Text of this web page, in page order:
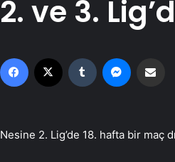
2. ve 3.
Facebook Tumblr
Nesine 2. Lig’de 18. hafta bir maç